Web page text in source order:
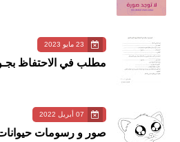
23 مايو 2023
مطلب في الاحتفاظ
07 أبريل 2022
صور و رسومات حيوانات